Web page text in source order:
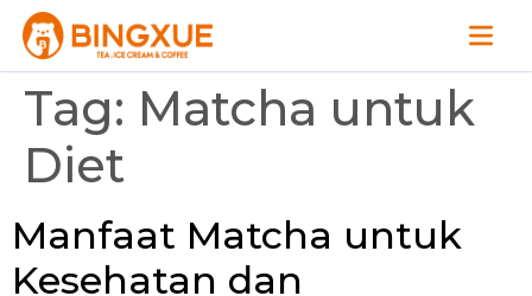
Tag: Matcha untuk
Diet
Manfaat Matcha untuk
Kesehatan dan